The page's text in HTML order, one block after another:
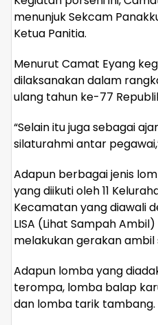
menunjuk Sekcam
Ketua Panitia.
Menurut Camat Eyang
dilaksanakan dalam
ulang tahun ke-77
“Selain itu juga sebagai
silaturahmi antar
Adapun berbagai jenis
yang diikuti oleh 11
Kecamatan yang diawali
LISA (Lihat Sampah
melakukan gerakan ambil
Adapun lomba yang
terompa, lomba balap
dan lomba tarik